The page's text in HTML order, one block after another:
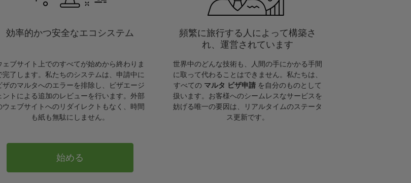
効率的かつ安全なエコシステム
ェブサイト上でのすべてが始めから終わりま
完了します。私たちのシステムは、申請中に
ザのマルタへのエラーを排除し、ビザエージ
ントによる追加のレビューを行います。外部
ウェブサイトへのリダイレクトもなく、時間
も紙も無駄にしません。
頻繁に旅行する人によって構築さ
れ、運営されています
世界中のどんな技術も、人間の手にかかる手間
に取って代わることはできません。私たちは、
すべての マルタ ビザ申請 を自分のものとして
扱います。お客様へのシームレスなサービスを
妨げる唯一の要因は、リアルタイムのステータ
ス更新です。
始める